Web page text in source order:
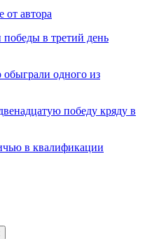
от автора
в третий день
одного из
победу кряду в
в квалификации